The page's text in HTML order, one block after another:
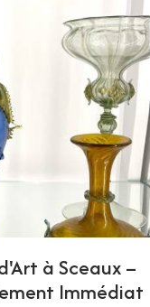
à Sceaux –
Immédiat